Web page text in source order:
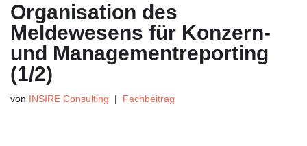
Organisation des
Meldewesens für Konzern-
und Managementreporting
(1/2)
von INSIRE Consulting Fachbeitrag